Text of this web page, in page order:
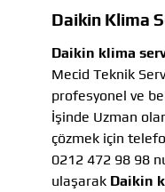
Daikin Klima
Daikin klima
Mecid Teknik
profesyonel ve
İşinde Uzman
çözmek için
0212 472 98 98
ulaşarak Daikin